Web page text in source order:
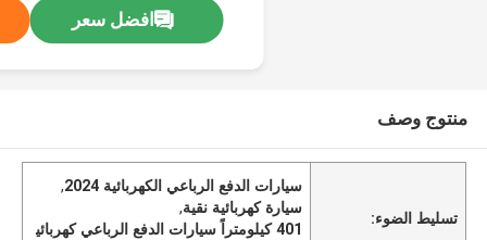
افضل سعر
منتوج وصف
تسليط الضوء:
سيارات الدفع الرباعي الكهربائية 2024
,
سيارة كهربائية نقية,
401 كيلومتراً سيارات الدفع الرباعي كهربائي